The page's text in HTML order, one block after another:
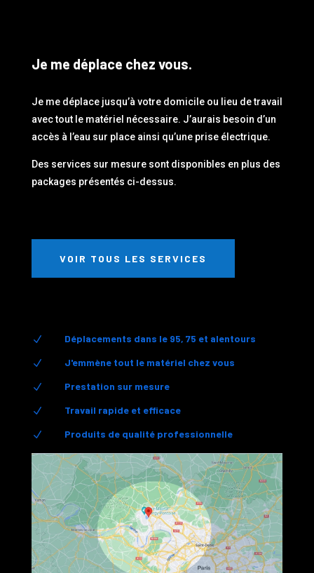
Je me déplace chez vous.
Je me déplace jusqu’à votre domicile ou lieu de travail
avec tout le matériel nécessaire. J’aurais besoin d’un
accès à l’eau sur place ainsi qu’une prise électrique.
Des services sur mesure sont disponibles en plus des
packages présentés ci-dessus.
VOIR TOUS LES SERVICES
N Déplacements dans le 95, 75 et alentours
N J'emmène tout le matériel chez vous
N Prestation sur mesure
N Travail rapide et efficace
N Produits de qualité professionnelle